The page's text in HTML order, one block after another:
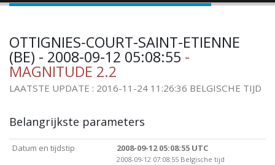
OTTIGNIES-COURT-SAINT-ETIENNE
(BE) - 2008-09-12 05:08:55 -
MAGNITUDE 2.2
LAATSTE UPDATE : 2016-11-24 11:26:36 BELGISCHE TIJD
Belangrijkste parameters
Datum en tijdstip 2008-09-12 05:08:55 UTC
2008-09-12 07:08:55 Belgische tijd